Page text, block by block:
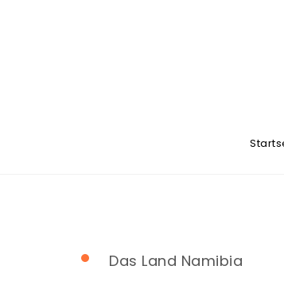
Das Land Namibia